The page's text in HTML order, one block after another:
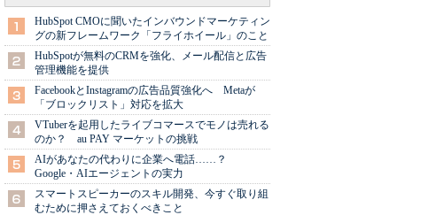
HubSpot CMOに聞いたインバウンドマーケティン
グの新フレームワーク「フライホイール」のこと
HubSpotが無料のCRMを強化、メール配信と広告
管理機能を提供
FacebookとInstagramの広告品質強化へ Metaが
「ブロックリスト」対応を拡大
VTuberを起用したライブコマースでモノは売れる
のか？ au PAY マーケットの挑戦
AIがあなたの代わりに企業へ電話……？
Google・AIエージェントの実力
スマートスピーカーのスキル開発、今すぐ取り組
むために押さえておくべきこと